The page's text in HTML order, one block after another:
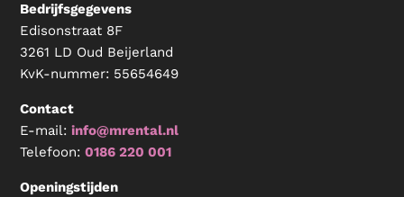
Bedrijfsgegevens
Edisonstraat 8F
3261 LD Oud Beijerland
KvK-nummer: 55654649
Contact
E-mail:info@mrental.nl
Telefoon:0186 220 001
Openingstijden